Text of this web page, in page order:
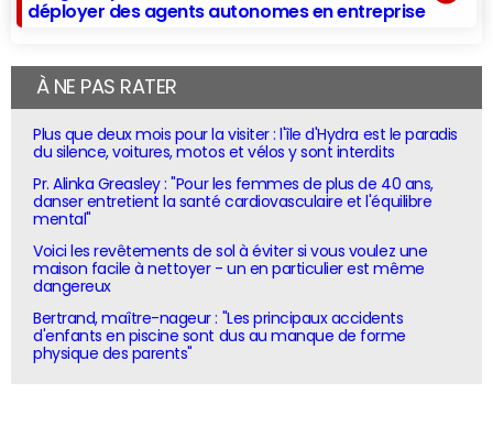
déployer des agents autonomes en entreprise
À NE PAS RATER
Plus que deux mois pour la visiter : l'île d'Hydra est le paradis
du silence, voitures, motos et vélos y sont interdits
Pr. Alinka Greasley : "Pour les femmes de plus de 40 ans,
danser entretient la santé cardiovasculaire et l'équilibre
mental"
Voici les revêtements de sol à éviter si vous voulez une
maison facile à nettoyer - un en particulier est même
dangereux
Bertrand, maître-nageur : "Les principaux accidents
d'enfants en piscine sont dus au manque de forme
physique des parents"